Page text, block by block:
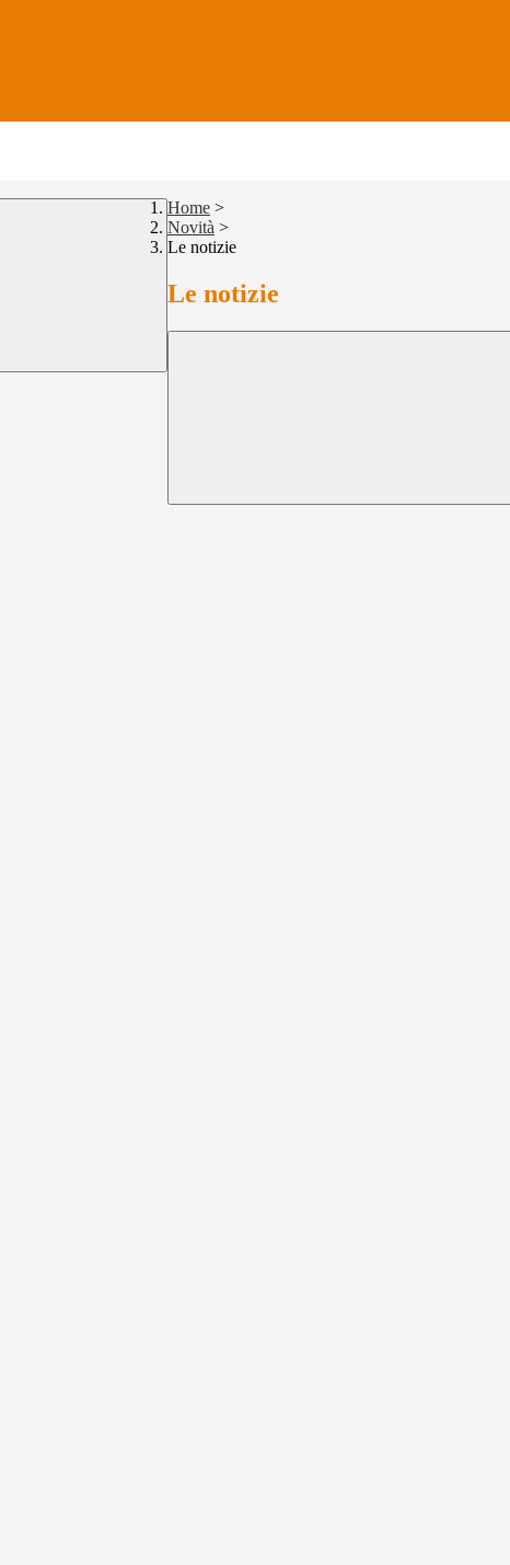
Home >
Novità >
Le notizie
Le notizie